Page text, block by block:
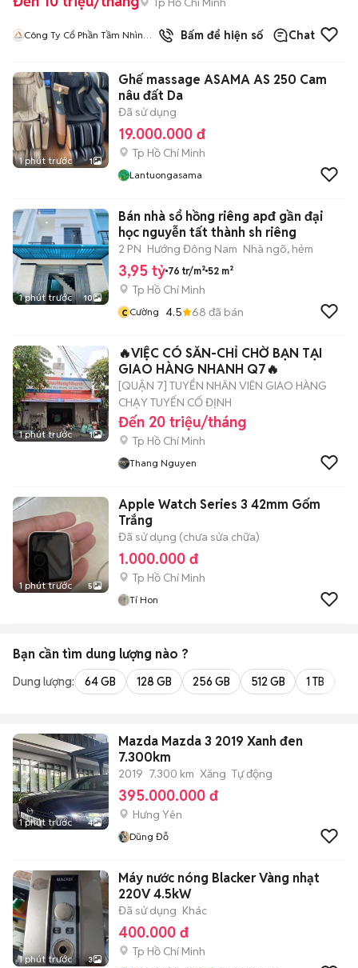
Công Ty Cổ Phần Tầm Nhìn
Bấm để hiện số Chat
1 phút trước 1
Ghế massage ASAMA AS 250 Cam
nâu đất Da
Đã sử dụng
19.000.000 đ
Tp Hồ Chí Minh
Lantuongasama
1 phút trước 10
Bán nhà sổ hồng riêng apđ gần đại
học nguyễn tất thành sh riêng
2 PN Hướng Đông Nam Nhà ngõ, hẻm
3,95 tỷ 76 tr/m² 52 m²
Tp Hồ Chí Minh
c Cường 4.5 68 đã bán
1 phút trước 1
🔥VIỆC CÓ SẴN-CHỈ CHỜ BẠN TẠI
GIAO HÀNG NHANH Q7🔥
[QUẬN 7] TUYỂN NHÂN VIÊN GIAO HÀNG
CHẠY TUYẾN CỐ ĐỊNH
Đến 20 triệu/tháng
Tp Hồ Chí Minh
Thang Nguyen
1 phút trước 5
Apple Watch Series 3 42mm Gốm
Trắng
Đã sử dụng (chưa sửa chữa)
1.000.000 đ
Tp Hồ Chí Minh
Tí Hon
Bạn cần tìm dung lượng nào ?
Dung lượng: 64 GB 128 GB 256 GB 512 GB 1 TB
1 phút trước 4
Mazda Mazda 3 2019 Xanh đen
7.300km
2019 7.300 km Xăng Tự động
395.000.000 đ
Hưng Yên
Dũng Đỗ
1 phút trước 3
Máy nước nóng Blacker Vàng nhạt
220V 4.5kW
Đã sử dụng Khác
400.000 đ
Tp Hồ Chí Minh